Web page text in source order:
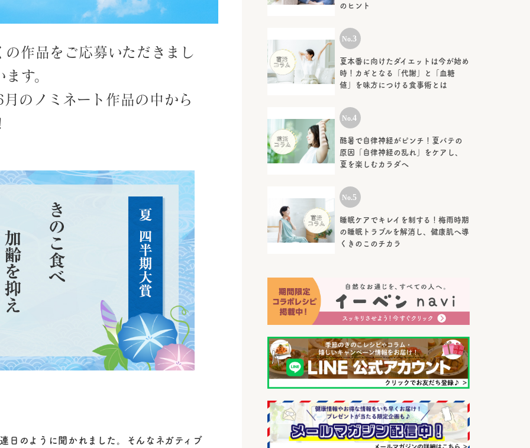
作品をご応募いただきまし
す。
のノミネート作品の中から
日のように聞かれました。そんなネガティブ
のヒント
夏本番に向けたダイエットは今が始め
時！カギとなる「代謝」と「血糖
値」を味方につける食事術とは
酷暑で自律神経がピンチ！夏バテの
原因「自律神経の乱れ」をケアし、
夏を楽しむカラダへ
睡眠ケアでキレイを制する！梅雨時期
の睡眠トラブルを解消し、健康肌へ導
くきのこのチカラ